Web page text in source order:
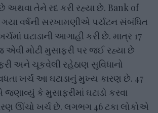
છે અથવા તેને રદ કરી રહ્યા છે. Bank of
વર્ષની સરખામણીએ પર્યટન સંબંધિત
ઘટાડાની આગાહી કરી છે. માત્ર 17
એવી મોટી મુસાફરી પર જઈ રહ્યા છે
અને ચૂકવેલી રહેઠાણ સુવિધાનો
ખર્ચ આ ઘટાડાનું મુખ્ય કારણ છે. 47
કે મુસાફરીમાં ઘટાડો કરવા
ઊંચો ખર્ચ છે. લગભગ 46 ટકા લોકોએ